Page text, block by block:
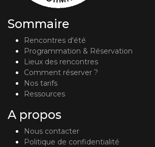
Sommaire
Rencontres d'été
Programmation & Réservation
Lieux des rencontres
Comment réserver ?
Nos tarifs
Ressources
A propos
Nous contacter
Politique de confidentialité